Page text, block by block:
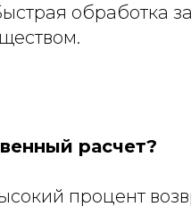
обработка
расчет?
процент